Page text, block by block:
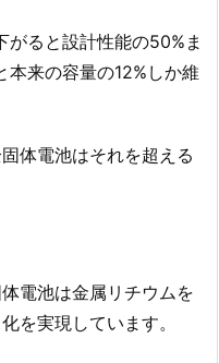
ると設計性能の50%ま
来の容量の12%しか維
体電池はそれを超える
電池は金属リチウムを
を実現しています。